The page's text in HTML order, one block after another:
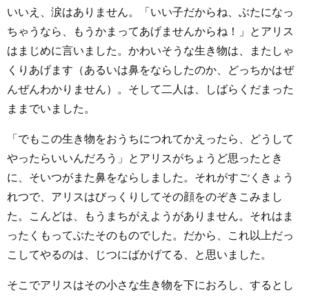
いいえ、涙はありません。「いい子だからね、ぶたになっ
ちゃうなら、もうかまってあげませんからね！」とアリス
はまじめに言いました。かわいそうな生き物は、またしゃ
くりあげます（あるいは鼻をならしたのか、どっちかはぜ
んぜんわかりません）。そして二人は、しばらくだまった
ままでいました。
「でもこの生き物をおうちにつれてかえったら、どうして
やったらいいんだろう」とアリスがちょうど思ったとき
に、そいつがまた鼻をならしました。それがすごくきょう
れつで、アリスはびっくりしてその顔をのぞきこみまし
た。こんどは、もうまちがえようがありません。それはま
ったくもってぶたそのものでした。だから、これ以上だっ
こしてやるのは、じつにばかげてる、と思いました。
そこでアリスはその小さな生き物を下におろし、するとし